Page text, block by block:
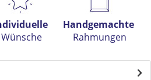
Wünsche
Handgemachte
Rahmungen